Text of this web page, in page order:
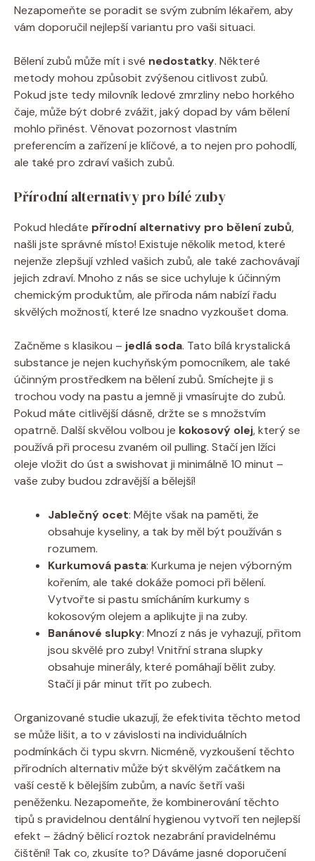
Nezapomeňte se poradit se svým zubním lékařem, aby
vám doporučil nejlepší variantu pro vaši situaci.
Bělení zubů může mít i své nedostatky. Některé
metody mohou způsobit zvýšenou citlivost zubů.
Pokud jste tedy milovník ledové zmrzliny nebo horkého
čaje, může být dobré zvážit, jaký dopad by vám bělení
mohlo přinést. Věnovat pozornost vlastním
preferencím a zařízení je klíčové, a to nejen pro pohodlí,
ale také pro zdraví vašich zubů.
Přírodní alternativy pro bílé zuby
Pokud hledáte přírodní alternativy pro bělení zubů,
našli jste správné místo! Existuje několik metod, které
nejenže zlepšují vzhled vašich zubů, ale také zachovávají
jejich zdraví. Mnoho z nás se sice uchyluje k účinným
chemickým produktům, ale příroda nám nabízí řadu
skvělých možností, které lze snadno vyzkoušet doma.
Začněme s klasikou – jedlá soda. Tato bílá krystalická
substance je nejen kuchyňským pomocníkem, ale také
účinným prostředkem na bělení zubů. Smíchejte ji s
trochou vody na pastu a jemně ji vmasírujte do zubů.
Pokud máte citlivější dásně, držte se s množstvím
opatrně. Další skvělou volbou je kokosový olej, který se
používá při procesu zvaném oil pulling. Stačí jen lžíci
oleje vložit do úst a swishovat ji minimálně 10 minut –
vaše zuby budou zdravější a bělejší!
Jablečný ocet: Mějte však na paměti, že
obsahuje kyseliny, a tak by měl být používán s
rozumem.
Kurkumová pasta: Kurkuma je nejen výborným
kořením, ale také dokáže pomoci při bělení.
Vytvořte si pastu smícháním kurkumy s
kokosovým olejem a aplikujte ji na zuby.
Banánové slupky: Mnozí z nás je vyhazují, přitom
jsou skvělé pro zuby! Vnitřní strana slupky
obsahuje minerály, které pomáhají bělit zuby.
Stačí ji pár minut třít po zubech.
Organizované studie ukazují, že efektivita těchto metod
se může lišit, a to v závislosti na individuálních
podmínkách či typu skvrn. Nicméně, vyzkoušení těchto
přírodních alternativ může být skvělým začátkem na
vaší cestě k bělejším zubům, a navíc šetří vaši
peněženku. Nezapomeňte, že kombinerování těchto
tipů s pravidelnou dentální hygienou vytvoří ten nejlepší
efekt – žádný bělicí roztok nezabrání pravidelnému
čištění! Tak co, zkusíte to? Dáváme jasné doporučení